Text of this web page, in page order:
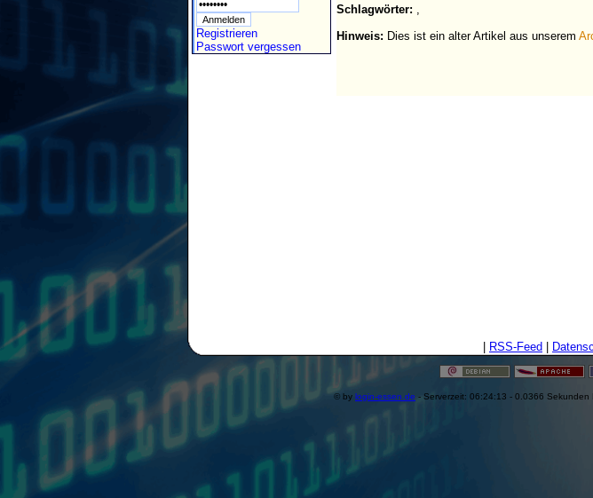
Registrieren
Passwort vergessen
Schlagwörter: ,
Hinweis: Dies ist ein alter Artikel aus unserem
RSS-Feed
© by login-essen.de - Serverzeit: 06:24:13 - 0.0366 Sekunden